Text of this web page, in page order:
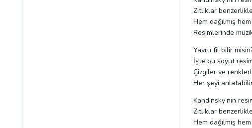
Zıtlıklar
Hem dağılmış
Resimlerinde
Yavru fil bilir
İşte bu soyut
Çizgiler ve
Her şeyi
Kandinsky’nin
Zıtlıklar
Hem dağılmış